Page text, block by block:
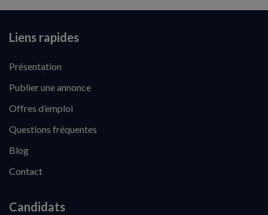
Liens rapides
Présentation
Publier une annonce
Offres d’emploi
Questions fréquentes
Blog
Contact
Candidats